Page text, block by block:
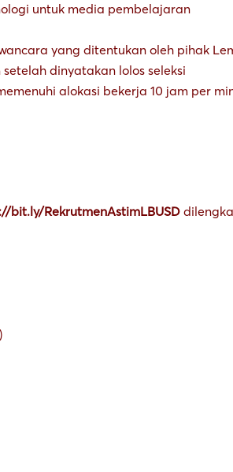
untuk media pembelajaran
yang ditentukan oleh pihak
dinyatakan lolos seleksi
alokasi bekerja 10 jam per
bit.ly/RekrutmenAstimLBUSD